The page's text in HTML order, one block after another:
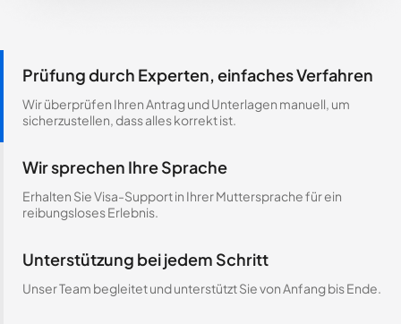
Prüfung durch Experten, einfaches Verfahren
Wir überprüfen Ihren Antrag und Unterlagen manuell, um
sicherzustellen, dass alles korrekt ist.
Wir sprechen Ihre Sprache
Erhalten Sie Visa-Support in Ihrer Muttersprache für ein
reibungsloses Erlebnis.
Unterstützung bei jedem Schritt
Unser Team begleitet und unterstützt Sie von Anfang bis Ende.